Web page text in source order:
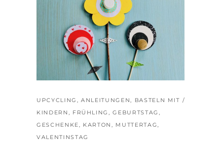
UPCYCLING ,ANLEITUNGEN, BASTELN MIT
KINDERN , FRÜHLING,GEBURTSTAG ,
GESCHENKE, KARTON, MUTTERTAG,
VALENTINSTAG